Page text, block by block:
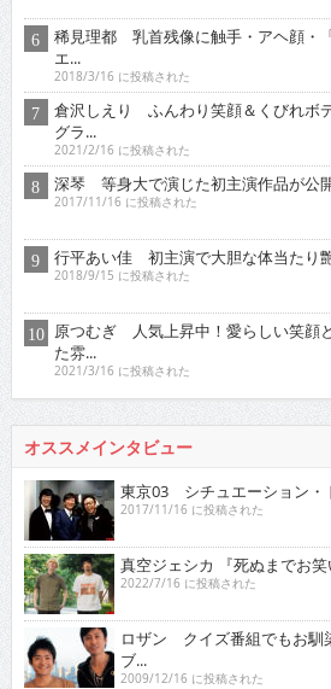
稀見理都 乳首残像に触手・アヘ顔・
エ...
2018/3/16 に投稿された
倉沢しえり ふんわり笑顔＆くびれボ
グラ...
2021/2/16 に投稿された
深琴 等身大で演じた初主演作品が公
2017/11/16 に投稿された
行平あい佳 初主演で大胆な体当たり
2018/9/15 に投稿された
原つむぎ 人気上昇中！愛らしい笑顔
た雰...
2021/3/16 に投稿された
オススメインタビュー
東京03 シチュエーション・
2017/11/16 に投稿された
真空ジェシカ 『死ぬまでお
2022/7/16 に投稿された
ロザン クイズ番組でもお馴
ブ...
2009/12/16 に投稿された